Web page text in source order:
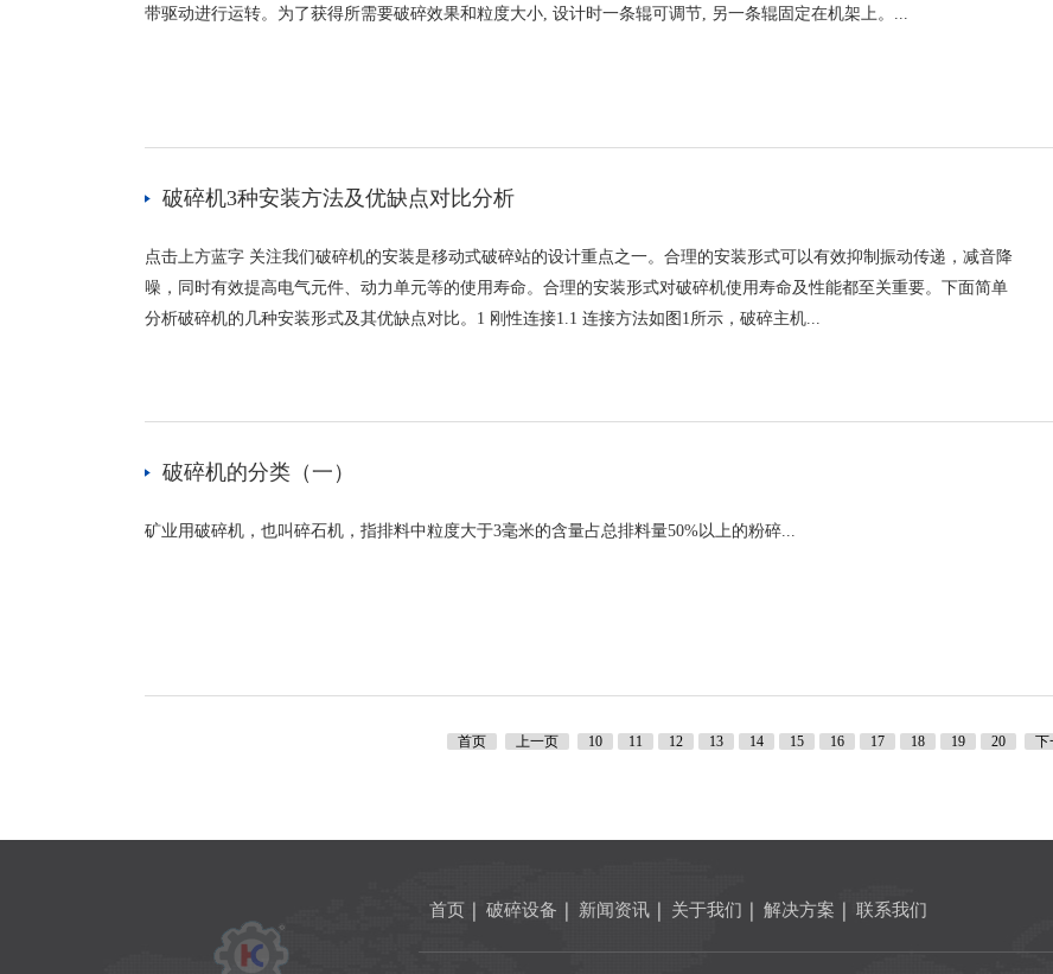
带驱动进行运转。为了获得所需要破碎效果和粒度大小, 设计时一条辊可调节, 另一条辊固定在机架上。...
破碎机3种安装方法及优缺点对比分析
点击上方蓝字 关注我们破碎机的安装是移动式破碎站的设计重点之一。合理的安装形式可以有效抑制振动传递，减音降
噪，同时有效提高电气元件、动力单元等的使用寿命。合理的安装形式对破碎机使用寿命及性能都至关重要。下面简单
分析破碎机的几种安装形式及其优缺点对比。1 刚性连接1.1 连接方法如图1所示，破碎主机...
破碎机的分类（一）
矿业用破碎机，也叫碎石机，指排料中粒度大于3毫米的含量占总排料量50%以上的粉碎...
首页 上一页 10 11 12 13 14 15 16 17 18 19 20 下
首页 破碎设备 新闻资讯 关于我们 解决方案 联系我们